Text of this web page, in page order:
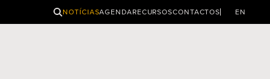
PESQUISAR
NOTÍCIASAGENDARECURSOSCONTACTOS EN